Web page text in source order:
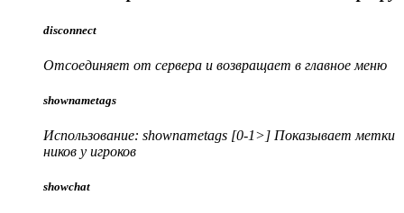
disconnect
Отсоединяет от сервера и возвращает в главное меню
shownametags
Использование: shownametags [0-1>] Показывает метки
ников у игроков
showchat